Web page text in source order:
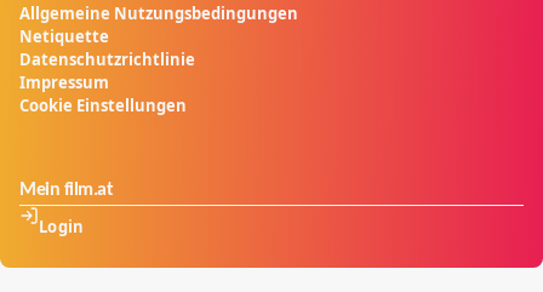
Allgemeine Nutzungsbedingungen
Netiquette
Datenschutzrichtlinie
Impressum
Cookie Einstellungen
Mein film.at
Login